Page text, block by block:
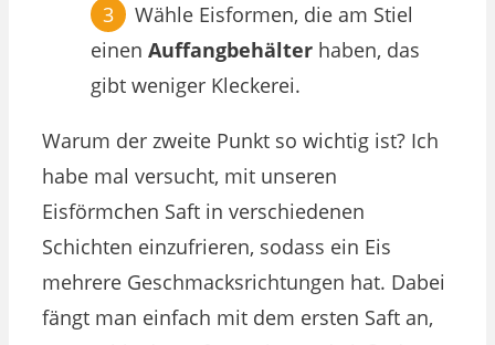
Wähle Eisformen, die am Stiel
einen Auffangbehälter haben, das
gibt weniger Kleckerei.
Warum der zweite Punkt so wichtig ist? Ich
habe mal versucht, mit unseren
Eisförmchen Saft in verschiedenen
Schichten einzufrieren, sodass ein Eis
mehrere Geschmacksrichtungen hat. Dabei
fängt man einfach mit dem ersten Saft an,